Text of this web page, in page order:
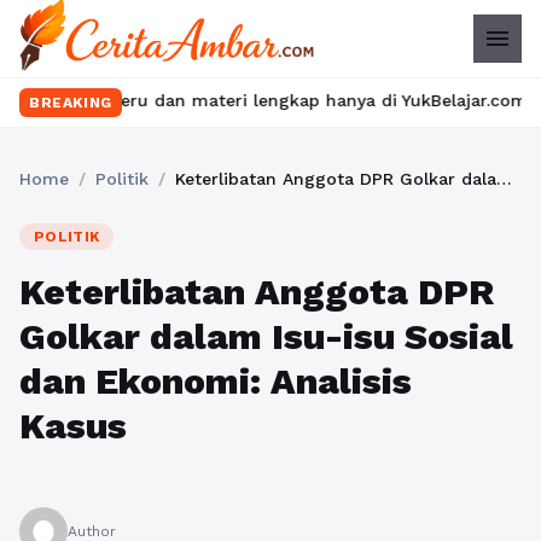
menu
BREAKING
dan materi lengkap hanya di YukBelajar.com. Mulai
Home / Politik / Keterlibatan Anggota DPR Golkar dalam Isu-isu Sosial dan Ekonomi: Analisis Kasus
POLITIK
Keterlibatan Anggota DPR
Golkar dalam Isu-isu Sosial
dan Ekonomi: Analisis
Kasus
Author